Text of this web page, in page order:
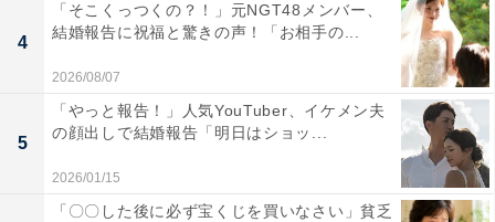
4
「そこくっつくの？！」元NGT48メンバー、
結婚報告に祝福と驚きの声！「お相手の...
2026/08/07
5
「やっと報告！」人気YouTuber、イケメン夫
の顔出しで結婚報告「明日はショッ...
2026/01/15
「〇〇した後に必ず宝くじを買いなさい」貧乏